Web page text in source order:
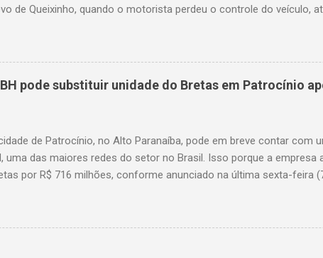
de Queixinho, quando o motorista perdeu o controle do veículo,
anos. Nove dos feridos estão em estado grave. As autoridades
pode substituir unidade do Bretas em Patrocínio
de Patrocínio, no Alto Paranaíba, pode em breve contar com
uma das maiores redes do setor no Brasil. Isso porque a empresa
por R$ 716 milhões, conforme anunciado na última sexta-feira
localizado na Avenida Altino Guimarães, 455, no bairro
a possibilidade de que essa unidade seja convertida em um